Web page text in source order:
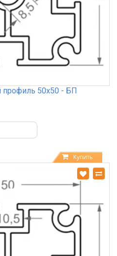
50х50 - БП
Купить